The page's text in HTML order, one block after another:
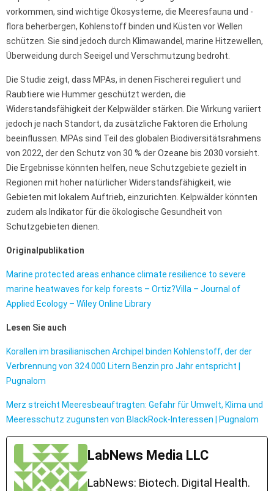
vorkommen, sind wichtige Ökosysteme, die Meeresfauna und -
flora beherbergen, Kohlenstoff binden und Küsten vor Wellen
schützen. Sie sind jedoch durch Klimawandel, marine Hitzewellen,
Überweidung durch Seeigel und Verschmutzung bedroht.
Die Studie zeigt, dass MPAs, in denen Fischerei reguliert und
Raubtiere wie Hummer geschützt werden, die
Widerstandsfähigkeit der Kelpwälder stärken. Die Wirkung variiert
jedoch je nach Standort, da zusätzliche Faktoren die Erholung
beeinflussen. MPAs sind Teil des globalen Biodiversitätsrahmens
von 2022, der den Schutz von 30 % der Ozeane bis 2030 vorsieht.
Die Ergebnisse könnten helfen, neue Schutzgebiete gezielt in
Regionen mit hoher natürlicher Widerstandsfähigkeit, wie
Gebieten mit lokalem Auftrieb, einzurichten. Kelpwälder könnten
zudem als Indikator für die ökologische Gesundheit von
Schutzgebieten dienen.
Originalpublikation
Marine protected areas enhance climate resilience to severe
marine heatwaves for kelp forests – Ortiz?Villa – Journal of
Applied Ecology – Wiley Online Library
Lesen Sie auch
Korallen im brasilianischen Archipel binden Kohlenstoff, der der
Verbrennung von 324.000 Litern Benzin pro Jahr entspricht |
Pugnalom
Merz streicht Meeresbeauftragten: Gefahr für Umwelt, Klima und
Meeresschutz zugunsten von BlackRock-Interessen | Pugnalom
LabNews Media LLC
LabNews: Biotech. Digital Health.